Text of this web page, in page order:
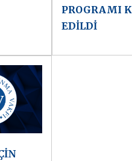
PROGRAMI
EDİLDİ